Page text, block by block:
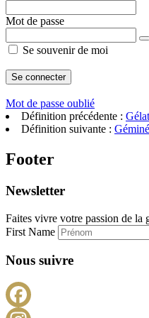
Mot de passe
Se souvenir de moi
Mot de passe oublié
Définition précédente :
Définition suivante : Géminé
Footer
Newsletter
Faites vivre votre passion de la
First Name
Nous suivre